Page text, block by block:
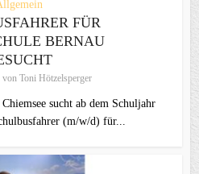
FÜR
BERNAU
von Toni Hötzelsperger
sucht ab dem Schuljahr
(m/w/d) für...